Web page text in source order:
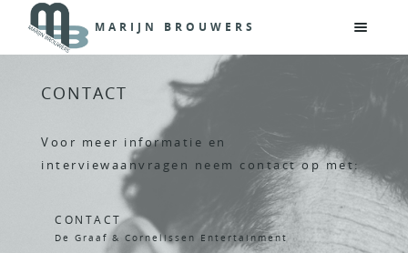
MARIJN BROUWERS
CONTACT
Voor meer informatie en
interviewaanvragen neem contact op met:
CONTACT
De Graaf & Cornelissen Entertainment